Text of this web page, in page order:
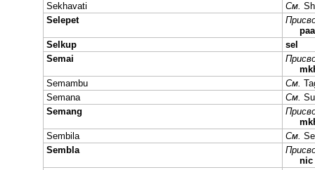
Sekhavati
См.
Selepet
paa
Selkup
sel
Semai
Semambu
См.
Semana
См.
Semang
Sembila
См.
Sembla
nic